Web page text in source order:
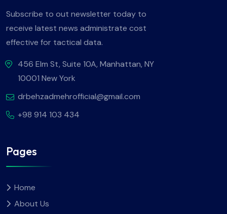
Subscribe to out newsletter today to
receive latest news administrate cost
effective for tactical data.
456 Elm St, Suite 10A, Manhattan, NY
10001 New York
drbehzadmehrofficial@gmail.com
+98 914 103 434
Pages
Home
About Us